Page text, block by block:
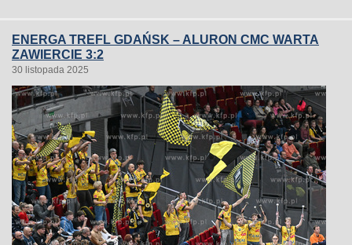
ENERGA TREFL GDAŃSK – ALURON CMC WARTA
ZAWIERCIE 3:2
30 listopada 2025